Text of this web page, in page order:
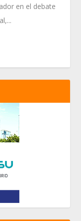
en el debate